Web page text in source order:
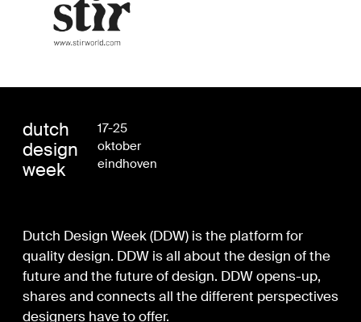
dutch
design
week
17-25
oktober
eindhoven
Dutch Design Week (DDW) is the platform for
quality design. DDW is all about the design of the
future and the future of design. DDW opens-up,
shares and connects all the different perspectives
designers have to offer.